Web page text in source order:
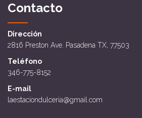
Contacto
Dirección
2816 Preston Ave. Pasadena TX, 77503
Teléfono
346-775-8152
E-mail
laestaciondulceria@gmail.com